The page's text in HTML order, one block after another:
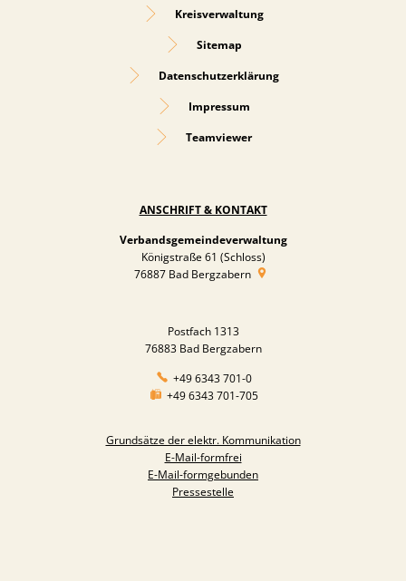
Kreisverwaltung
Sitemap
Datenschutzerklärung
Impressum
Teamviewer
ANSCHRIFT & KONTAKT
Verbandsgemeindeverwaltung
Königstraße 61 (Schloss)
76887 Bad Bergzabern
Postfach 1313
76883 Bad Bergzabern
+49 6343 701-0
+49 6343 701-705
Grundsätze der elektr. Kommunikation
E-Mail-formfrei
E-Mail-formgebunden
Pressestelle